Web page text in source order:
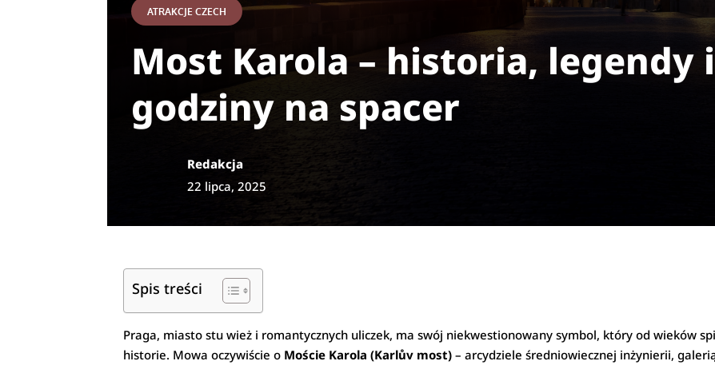
ATRAKCJE CZECH
Most Karola – historia, legendy
godziny na spacer
Redakcja
22 lipca, 2025
Spis treści
Praga, miasto stu wież i romantycznych uliczek, ma swój niekwestionowany symbol, który od wieków
historie. Mowa oczywiście o Moście Karola (Karlův most) – arcydziele średniowiecznej inżynierii,